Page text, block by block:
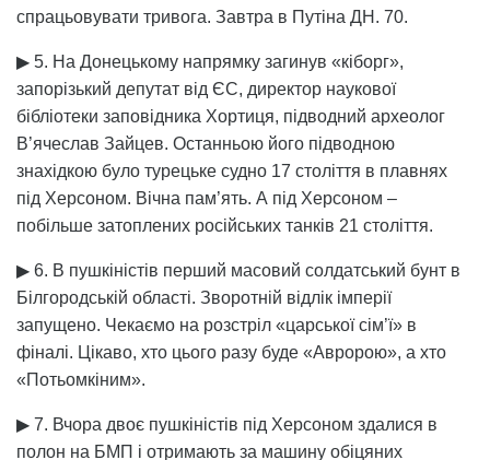
спрацьовувати тривога. Завтра в Путіна ДН. 70.
▶ 5. На Донецькому напрямку загинув «кіборг»,
запорізький депутат від ЄС, директор наукової
бібліотеки заповідника Хортиця, підводний археолог
В’ячеслав Зайцев. Останньою його підводною
знахідкою було турецьке судно 17 століття в плавнях
під Херсоном. Вічна пам’ять. А під Херсоном –
побільше затоплених російських танків 21 століття.
▶ 6. В пушкіністів перший масовий солдатський бунт в
Білгородській області. Зворотній відлік імперії
запущено. Чекаємо на розстріл «царської сім’ї» в
фіналі. Цікаво, хто цього разу буде «Авророю», а хто
«Потьомкіним».
▶ 7. Вчора двоє пушкіністів під Херсоном здалися в
полон на БМП і отримають за машину обіцяних